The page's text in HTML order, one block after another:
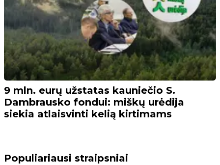
9 mln. eurų užstatas kauniečio S.
Dambrausko fondui: miškų urėdija
siekia atlaisvinti kelią kirtimams
Populiariausi straipsniai